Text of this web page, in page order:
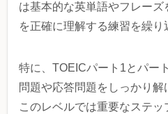
は基本的な英単語やフレー
を正確に理解する練習を繰り
特に、TOEICパート1とパー
問題や応答問題をしっかり解
このレベルでは重要なステッ